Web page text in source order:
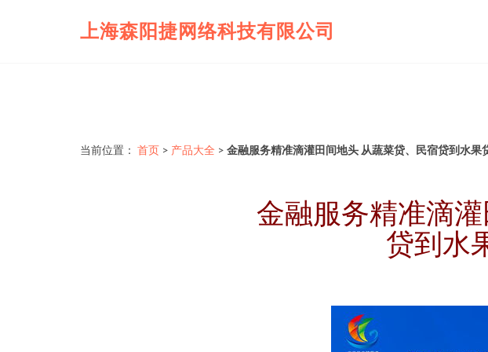
上海森阳捷网络科技有限公司
当前位置： 首页 > 产品大全 > 金融服务精准滴灌田间地头 从蔬菜贷、民宿贷到水果
金融服务精准滴
贷到水